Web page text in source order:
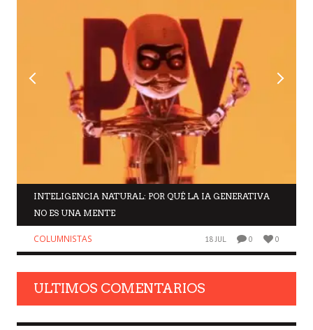
INTELIGENCIA NATURAL: POR QUÉ LA IA GENERATIVA
NO ES UNA MENTE
COLUMNISTAS 18 JUL 0 0
ULTIMOS COMENTARIOS